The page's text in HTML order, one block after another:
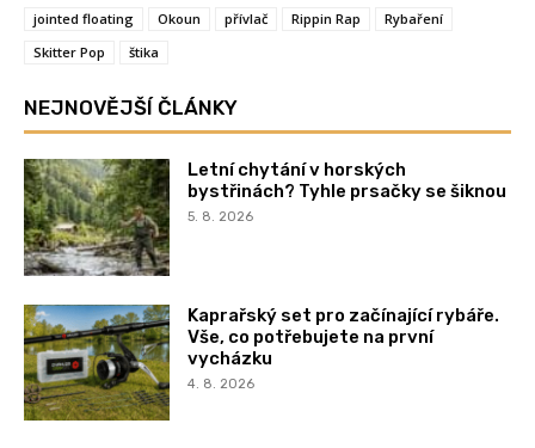
jointed floating
Okoun přívlač Rippin Rap
Rybaření
Skitter Pop
štika
NEJNOVĚJŠÍ ČLÁNKY
Letní chytání v horských
bystřinách? Tyhle prsačky se šiknou
5. 8. 2026
Kaprařský set pro začínající rybáře.
Vše, co potřebujete na první
vycházku
4. 8. 2026